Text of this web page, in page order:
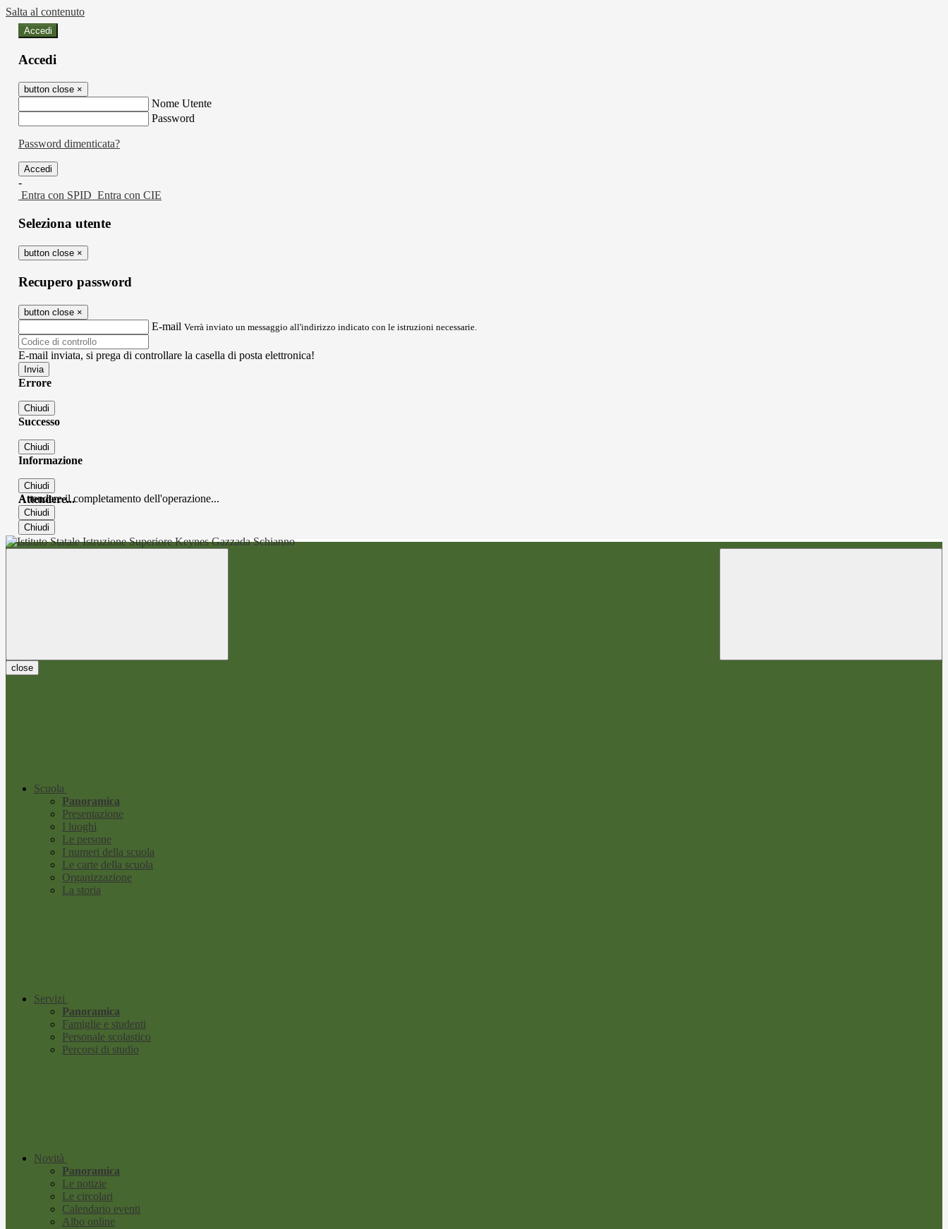
Salta al contenuto
Accedi
Accedi
button close ×
Nome Utente
Password
Password dimenticata?
-
Entra con SPID Entra con CIE
Seleziona utente
button close ×
Recupero password
button close ×
E-mail Verrà inviato un messaggio all'indirizzo indicato con le istruzioni necessarie.
E-mail inviata, si prega di controllare la casella di posta elettronica!
Errore
Chiudi
Successo
Chiudi
Informazione
Chiudi
Attendere...
Attendere il completamento dell'operazione...
Chiudi
Chiudi
close
Scuola
Panoramica
Presentazione
I luoghi
Le persone
I numeri della scuola
Le carte della scuola
Organizzazione
La storia
Servizi
Panoramica
Famiglie e studenti
Personale scolastico
Percorsi di studio
Novità
Panoramica
Le notizie
Le circolari
Calendario eventi
Albo online